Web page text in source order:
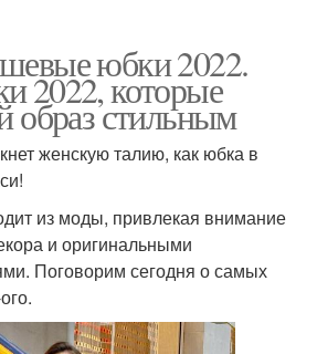
юбки 2022.
2022, которые
образ стильным
женскую талию, как юбка в
из моды, привлекая внимание
и оригинальными
Поговорим сегодня о самых